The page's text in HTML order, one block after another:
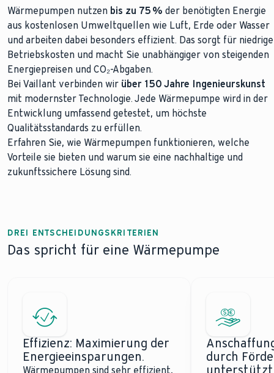
Wärmepumpen nutzen bis zu 75 % der benötigten Energie
aus kostenlosen Umweltquellen wie Luft, Erde oder Wasser
und arbeiten dabei besonders effizient. Das sorgt für niedrige
Betriebskosten und macht Sie unabhängiger von steigenden
Energiepreisen und CO₂-Abgaben.
Bei Vaillant verbinden wir über 150 Jahre Ingenieurskunst
mit modernster Technologie. Jede Wärmepumpe wird in der
Entwicklung umfassend getestet, um höchste
Qualitätsstandards zu erfüllen.
Erfahren Sie, wie Wärmepumpen funktionieren, welche
Vorteile sie bieten und warum sie eine nachhaltige und
zukunftssichere Lösung sind.
DREI ENTSCHEIDUNGSKRITERIEN
Das spricht für eine Wärmepumpe
Effizienz: Maximierung der
Energieeinsparungen.
Wärmepumpen sind sehr effizient,
durch